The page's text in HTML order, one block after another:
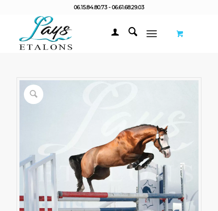
06.15.84.80.73 - 06.61.68.29.03